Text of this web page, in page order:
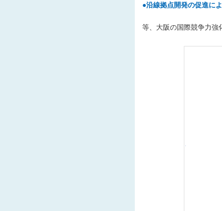
●沿線拠点開発の促進に
等、大阪の国際競争力強